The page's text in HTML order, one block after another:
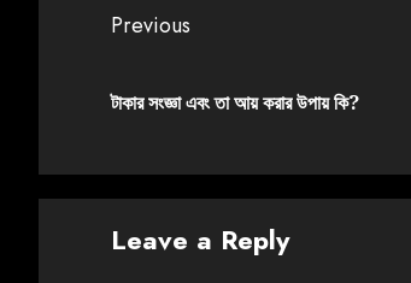
Previous
টাকার সংজ্ঞা এবং তা আয় করার উপায় কি?
Leave a Reply